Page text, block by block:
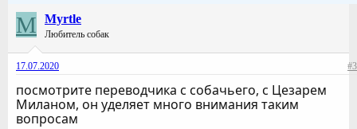
M Myrtle
Любитель собак
17.07.2020 #3
посмотрите переводчика с собачьего, с Цезарем
Миланом, он уделяет много внимания таким
вопросам